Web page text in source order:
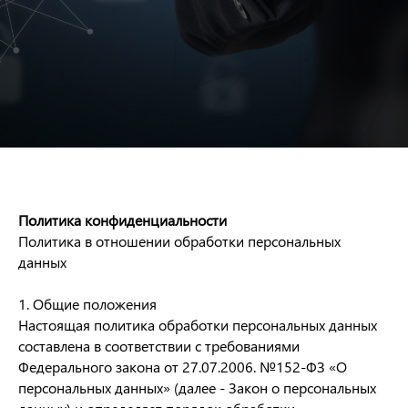
Политика конфиденциальности
Политика в отношении обработки персональных
данных
1. Общие положения
Настоящая политика обработки персональных данных
составлена в соответствии с требованиями
Федерального закона от 27.07.2006. №152-ФЗ «О
персональных данных» (далее - Закон о персональных